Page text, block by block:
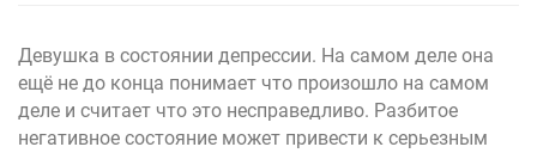
Девушка в состоянии депрессии. На самом деле она
ещё не до конца понимает что произошло на самом
деле и считает что это несправедливо. Разбитое
негативное состояние может привести к серьезным